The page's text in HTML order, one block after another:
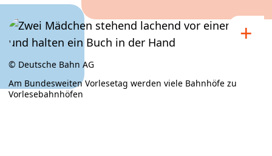
© Deutsche Bahn AG
Am Bundesweiten Vorlesetag werden viele Bahnhöfe zu
Vorlesebahnhöfen